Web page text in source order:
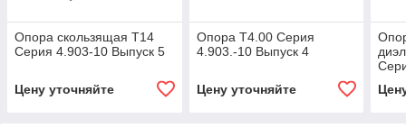
Опора скользящая Т14
Серия 4.903-10 Выпуск 5
Цену уточняйте
Опора Т4.00 Серия
4.903.-10 Выпуск 4
Цену уточняйте